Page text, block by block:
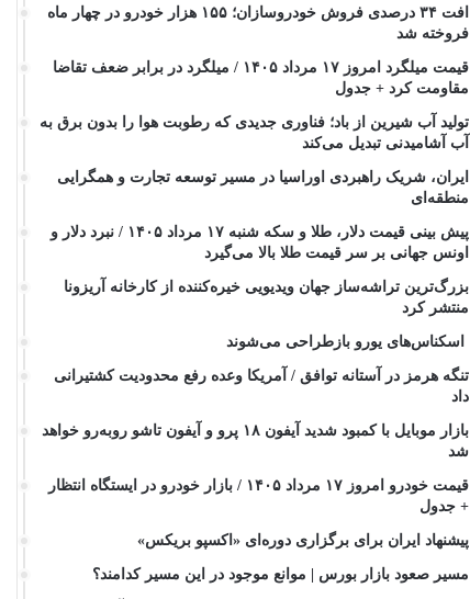
افت ۳۴ درصدی فروش خودروسازان؛ ۱۵۵ هزار خودرو در چهار ماه
فروخته شد
قیمت میلگرد امروز ۱۷ مرداد ۱۴۰۵ / میلگرد در برابر ضعف تقاضا
مقاومت کرد + جدول
تولید آب شیرین از باد؛ فناوری جدیدی که رطوبت هوا را بدون برق به
آب آشامیدنی تبدیل می‌کند
ایران، شریک راهبردی اوراسیا در مسیر توسعه تجارت و همگرایی
منطقه‌ای
پیش ‌بینی قیمت دلار، طلا و سکه شنبه ۱۷ مرداد ۱۴۰۵ / نبرد دلار و
اونس جهانی بر سر قیمت طلا بالا می‌گیرد
بزرگ‌ترین تراشه‌ساز جهان ویدیویی خیره‌کننده از کارخانه آریزونا
منتشر کرد
اسکناس‌های یورو بازطراحی می‌شوند
تنگه هرمز در آستانه توافق / آمریکا وعده رفع محدودیت کشتیرانی
داد
بازار موبایل با کمبود شدید آیفون ۱۸ پرو و آیفون تاشو روبه‌رو خواهد
شد
قیمت خودرو امروز ۱۷ مرداد ۱۴۰۵ / بازار خودرو در ایستگاه انتظار
+ جدول
پیشنهاد ایران برای برگزاری دوره‌ای «اکسپو بریکس»
مسیر صعود بازار بورس | موانع موجود در این مسیر کدامند؟